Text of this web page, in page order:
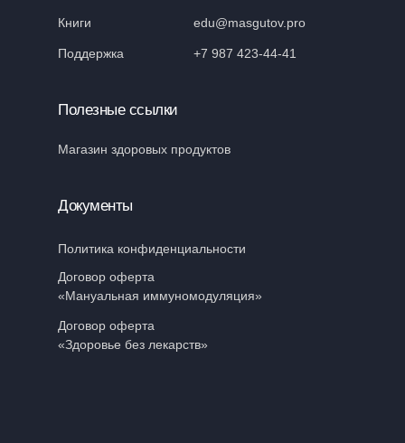
Книги
Поддержка
edu@masgutov.pro
+7 987 423-44-41
Полезные ссылки
Магазин здоровых продуктов
Документы
Политика конфиденциальности
Договор оферта
«Мануальная иммуномодуляция»
Договор оферта
«Здоровье без лекарств»